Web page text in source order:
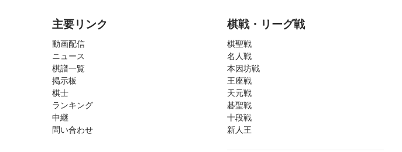
主要リンク
動画配信
ニュース
棋譜一覧
掲示板
棋士
ランキング
中継
問い合わせ
棋戦・リーグ戦
棋聖戦
名人戦
本因坊戦
王座戦
天元戦
碁聖戦
十段戦
新人王